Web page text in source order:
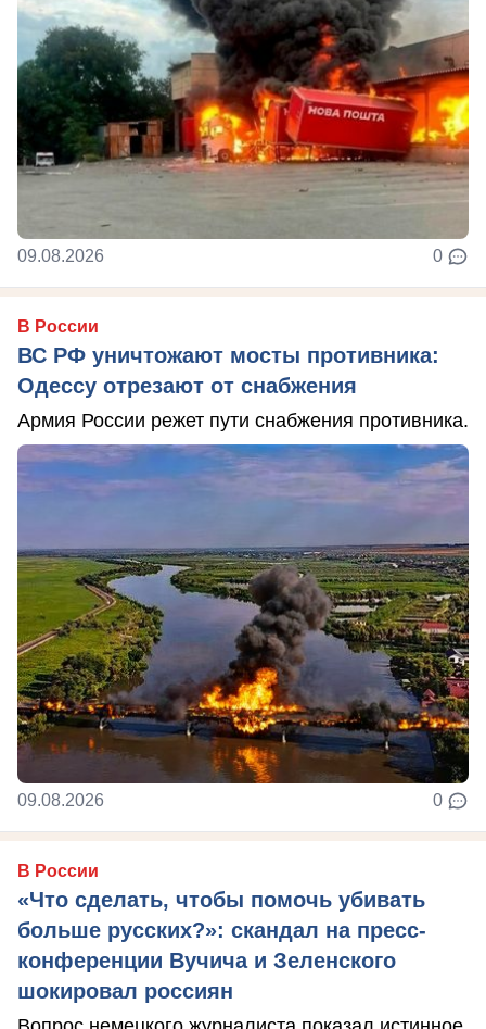
09.08.2026 0
В России
ВС РФ уничтожают мосты противника:
Одессу отрезают от снабжения
Армия России режет пути снабжения противника.
09.08.2026 0
В России
«Что сделать, чтобы помочь убивать
больше русских?»: скандал на пресс-
конференции Вучича и Зеленского
шокировал россиян